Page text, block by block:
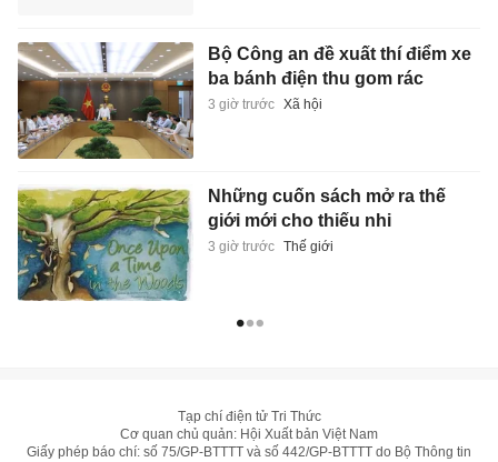
Bộ Công an đề xuất thí điểm xe
ba bánh điện thu gom rác
3 giờ trước Xã hội
Những cuốn sách mở ra thế
giới mới cho thiếu nhi
3 giờ trước Thế giới
Tạp chí điện tử Tri Thức
Cơ quan chủ quản: Hội Xuất bản Việt Nam
Giấy phép báo chí: số 75/GP-BTTTT và số 442/GP-BTTTT do Bộ Thông tin